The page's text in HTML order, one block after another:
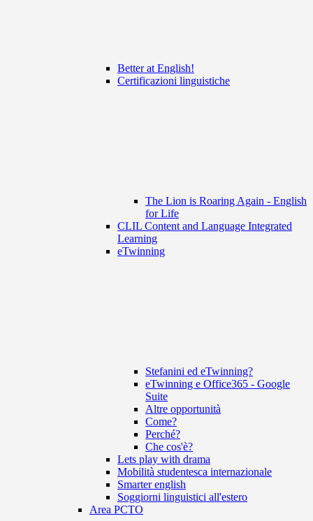
Better at English!
Certificazioni linguistiche
The Lion is Roaring Again - English
for Life
CLIL Content and Language Integrated
Learning
eTwinning
Stefanini ed eTwinning?
eTwinning e Office365 - Google
Suite
Altre opportunità
Come?
Perché?
Che cos'è?
Lets play with drama
Mobilità studentesca internazionale
Smarter english
Soggiorni linguistici all'estero
Area PCTO